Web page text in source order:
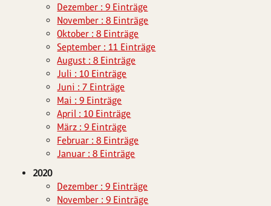
Dezember : 9 Einträge
November : 8 Einträge
Oktober : 8 Einträge
September : 11 Einträge
August : 8 Einträge
Juli : 10 Einträge
Juni : 7 Einträge
Mai : 9 Einträge
April : 10 Einträge
März : 9 Einträge
Februar : 8 Einträge
Januar : 8 Einträge
2020
Dezember : 9 Einträge
November : 9 Einträge